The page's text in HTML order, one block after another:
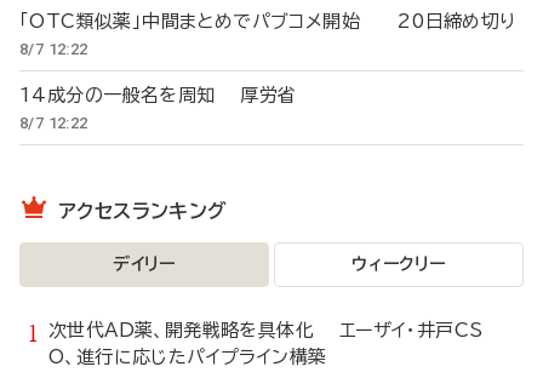
「OTC類似薬」中間まとめでパブコメ開始 20日締め切り
8/7 12:22
14成分の一般名を周知 厚労省
8/7 12:22
アクセスランキング
デイリー ウィークリー
次世代AD薬、開発戦略を具体化 エーザイ・井戸CS
O、進行に応じたパイプライン構築